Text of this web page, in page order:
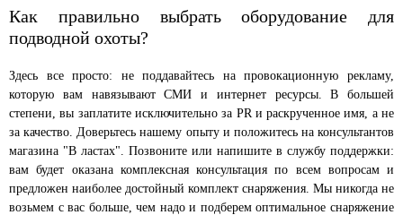
Как правильно выбрать оборудование для
подводной охоты?
Здесь все просто: не поддавайтесь на провокационную рекламу,
которую вам навязывают СМИ и интернет ресурсы. В большей
степени, вы заплатите исключительно за PR и раскрученное имя, а не
за качество. Доверьтесь нашему опыту и положитесь на консультантов
магазина "В ластах". Позвоните или напишите в службу поддержки:
вам будет оказана комплексная консультация по всем вопросам и
предложен наиболее достойный комплект снаряжения. Мы никогда не
возьмем с вас больше, чем надо и подберем оптимальное снаряжение